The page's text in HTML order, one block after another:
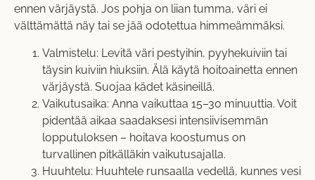
ennen värjäystä. Jos pohja on liian tumma, väri ei
välttämättä näy tai se jää odotettua himmeämmäksi.
Valmistelu: Levitä väri pestyihin, pyyhekuiviin tai
täysin kuiviin hiuksiin. Älä käytä hoitoainetta ennen
värjäystä. Suojaa kädet käsineillä.
Vaikutusaika: Anna vaikuttaa 15–30 minuuttia. Voit
pidentää aikaa saadaksesi intensiivisemmän
lopputuloksen – hoitava koostumus on
turvallinen pitkälläkin vaikutusajalla.
Huuhtelu: Huuhtele runsaalla vedellä, kunnes vesi